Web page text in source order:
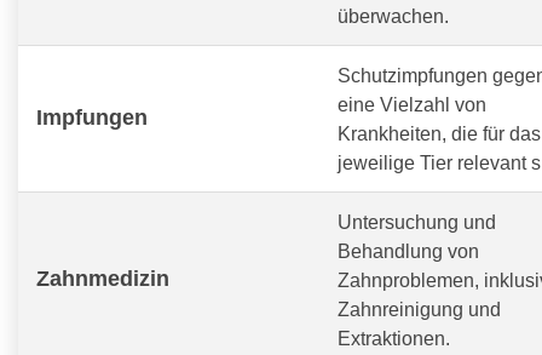
überwachen.
Impfungen
Schutzimpfungen
eine Vielzahl von
Krankheiten, die für das
jeweilige Tier relevant
Zahnmedizin
Untersuchung und
Behandlung von
Zahnproblemen,
Zahnreinigung und
Extraktionen.